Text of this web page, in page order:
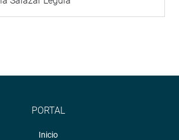
PORTAL
Inicio